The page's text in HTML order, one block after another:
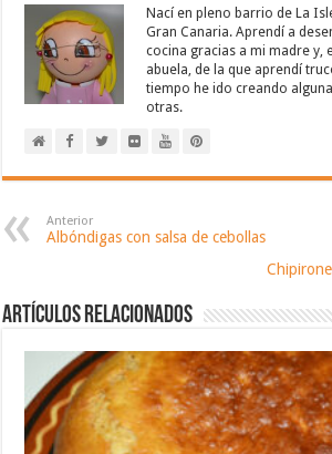
Nací en pleno barrio de La
Gran Canaria. Aprendí a
cocina gracias a mi madre y,
abuela, de la que aprendí
tiempo he ido creando
otras.
Anterior
Albóndigas con salsa de cebollas
Artículos relacionados